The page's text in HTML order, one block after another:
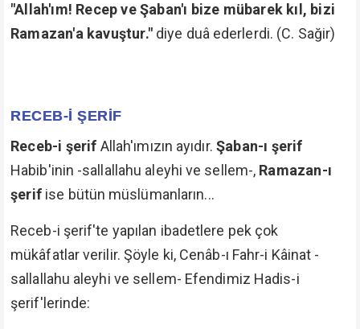
"Allah'ım! Recep ve Şaban'ı bize mübarek kıl, bizi
Ramazan'a kavuştur." diye duâ ederlerdi. (C. Sağir)
RECEB-İ ŞERİF
Receb-i şerif Allah'ımızın ayıdır. Şaban-ı şerif
Habib'inin -sallallahu aleyhi ve sellem-, Ramazan-ı
şerif ise bütün müslümanların...
Receb-i şerif'te yapılan ibadetlere pek çok
mükâfatlar verilir. Şöyle ki, Cenâb-ı Fahr-i Kâinat -
sallallahu aleyhi ve sellem- Efendimiz Hadis-i
şerif'lerinde: